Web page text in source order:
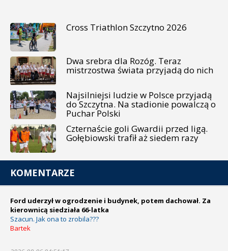
Cross Triathlon Szczytno 2026
Dwa srebra dla Rozóg. Teraz
mistrzostwa świata przyjadą do nich
Najsilniejsi ludzie w Polsce przyjadą
do Szczytna. Na stadionie powalczą o
Puchar Polski
Czternaście goli Gwardii przed ligą.
Gołębiowski trafił aż siedem razy
KOMENTARZE
Ford uderzył w ogrodzenie i budynek, potem dachował. Za
kierownicą siedziała 66-latka
Szacun. Jak ona to zrobila???
Bartek